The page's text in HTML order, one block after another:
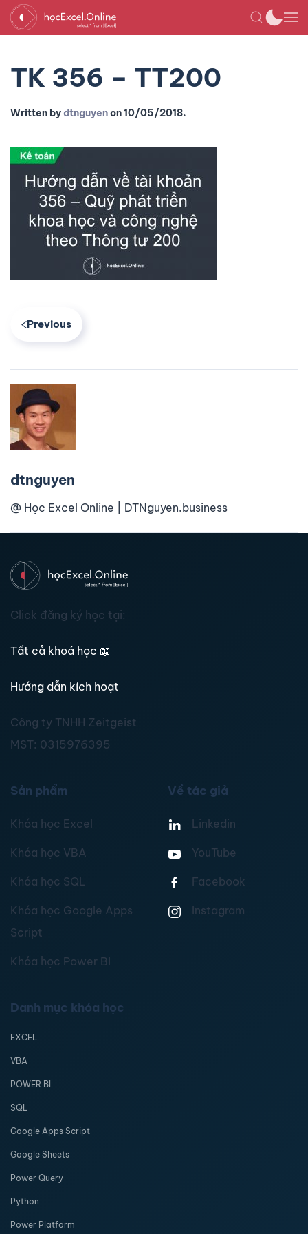
TK 356 – TT200
Written bydtnguyenon10/05/2018.
Previous
dtnguyen
@ Học Excel Online | DTNguyen.business
Click đăng ký học tại:
Tất cả khoá học 📖
Hướng dẫn kích hoạt
Công ty TNHH Zeitgeist
MST: 0315976395
Sản phẩm
Khóa học Excel
Khóa học VBA
Khóa học SQL
Khóa học Google Apps
Script
Khóa học Power BI
Về tác giả
Linkedin
YouTube
Facebook
Instagram
Danh mục khóa học
EXCEL
VBA
POWER BI
SQL
Google Apps Script
Google Sheets
Power Query
Python
Power Platform